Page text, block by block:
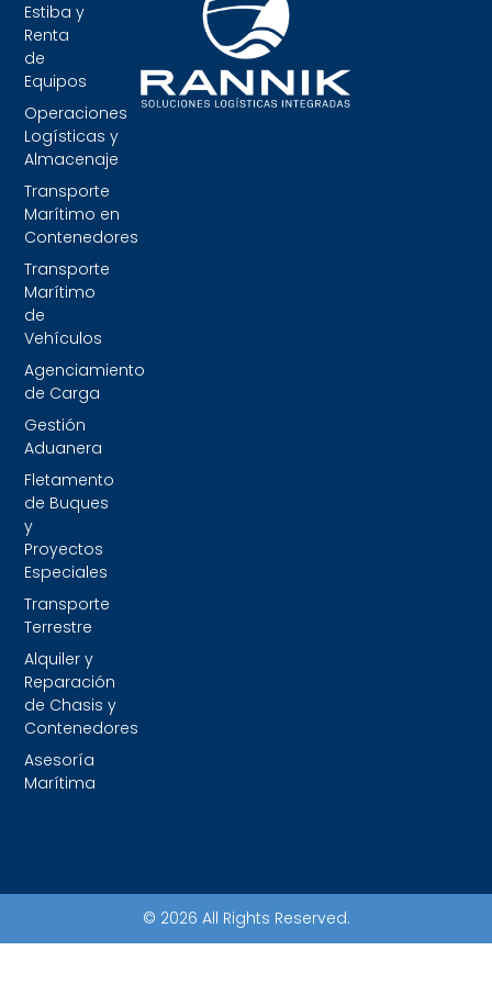
Estiba y
Renta
de
Equipos
Operaciones
Logísticas y
Almacenaje
Transporte
Marítimo en
Contenedores
Transporte
Marítimo
de
Vehículos
Agenciamiento
de Carga
Gestión
Aduanera
Fletamento
de Buques
y
Proyectos
Especiales
Transporte
Terrestre
Alquiler y
Reparación
de Chasis y
Contenedores
Asesoría
Marítima
© 2026 All Rights Reserved.